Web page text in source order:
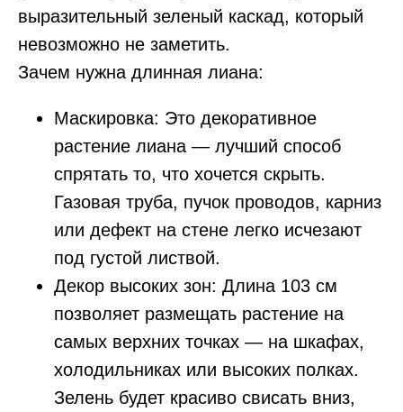
выразительный зеленый каскад, который
невозможно не заметить.
Зачем нужна длинная лиана:
Маскировка: Это декоративное
растение лиана — лучший способ
спрятать то, что хочется скрыть.
Газовая труба, пучок проводов, карниз
или дефект на стене легко исчезают
под густой листвой.
Декор высоких зон: Длина 103 см
позволяет размещать растение на
самых верхних точках — на шкафах,
холодильниках или высоких полках.
Зелень будет красиво свисать вниз,